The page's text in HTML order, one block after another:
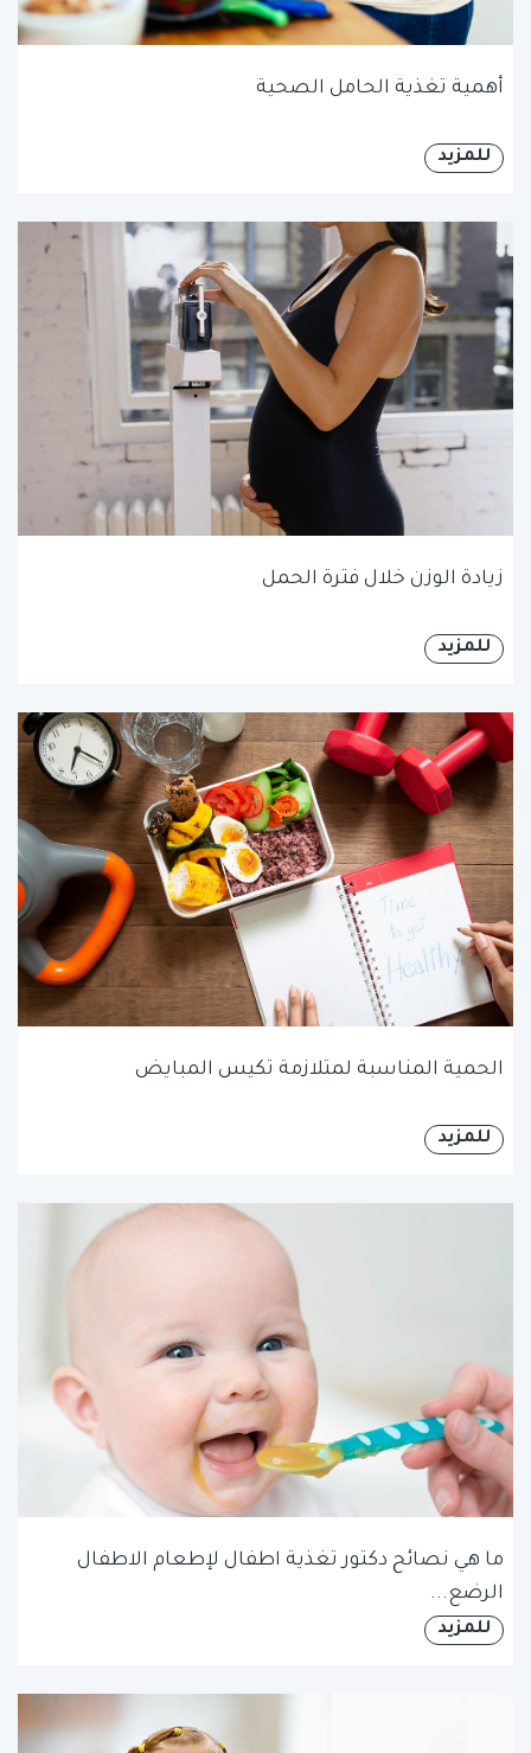
أهمية تغذية الحامل الصحية
للمزيد
زيادة الوزن خلال فترة الحمل
للمزيد
الحمية المناسبة لمتلازمة تكيس المبايض
للمزيد
ما هي نصائح دكتور تغذية اطفال لإطعام الاطفال
الرضع...
للمزيد